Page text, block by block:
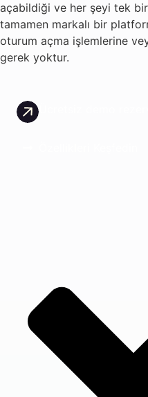
açabildiği ve her şeyi tek
tamamen markalı bir
oturum açma işlemlerine
gerek yoktur.